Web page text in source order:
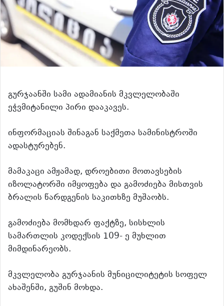
გურჯაანში სამი ადამიანის მკვლელობაში
ეჭვმიტანილი პირი დააკავეს.
ინფორმაციას შინაგან საქმეთა სამინისტროში
ადასტურებენ.
მამაკაცი ამჟამად, დროებითი მოთავსების
იზოლატორში იმყოფება და გამოძიება მისთვის
ბრალის წარდგენის საკითხზე მუშაობს.
გამოძიება მომხდარ ფაქტზე, სისხლის
სამართლის კოდექსის 109- ე მუხლით
მიმდინარეობს.
მკვლელობა გურჯაანის მუნიცილიტეტის სოფელ
ახაშენში, გუშინ მოხდა.